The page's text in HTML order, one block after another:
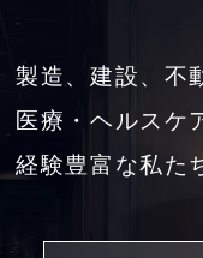
製造、建設、不
医療・ヘルスケ
経験豊富な私た